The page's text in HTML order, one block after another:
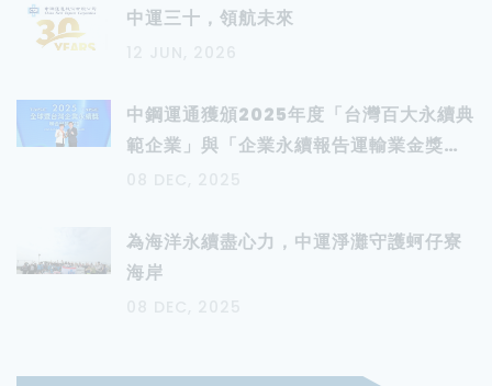
中運三十，領航未來
中鋼運通獲頒2025年度「台灣百大永續典
範企業」與「企業永續報告運輸業金獎」
為海洋永續盡心力，中運淨灘守護蚵仔寮
海岸